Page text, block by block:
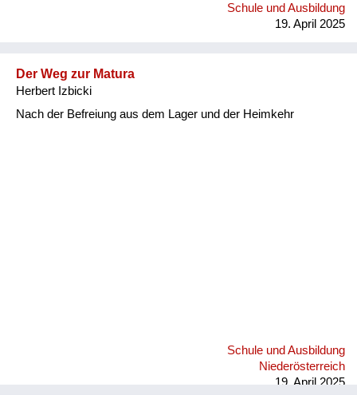
Schule und Ausbildung
19. April 2025
Der Weg zur Matura
Herbert Izbicki
Nach der Befreiung aus dem Lager und der Heimkehr
Schule und Ausbildung
Niederösterreich
19. April 2025